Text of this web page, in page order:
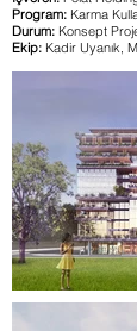
Program: Karma
Durum: Konsept
Ekip: Kadir Uyanık,